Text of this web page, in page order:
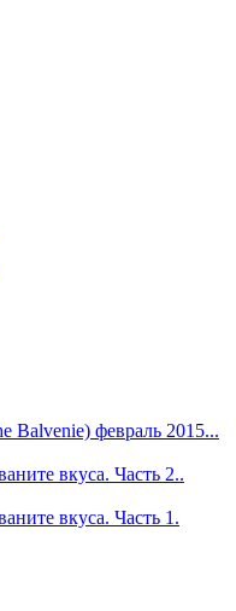
февраль 2015...
вкуса. Часть 2..
вкуса. Часть 1.